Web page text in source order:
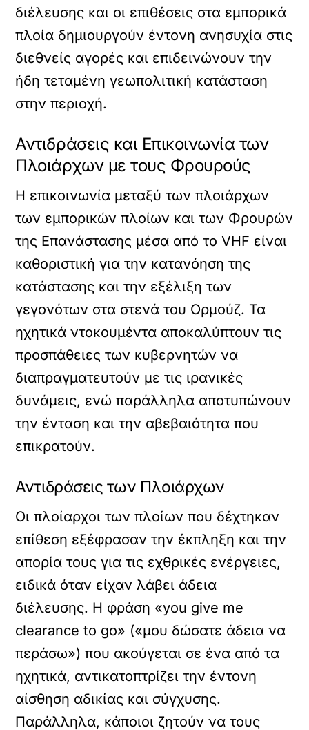
διέλευσης και οι επιθέσεις στα εμπορικά
πλοία δημιουργούν έντονη ανησυχία στις
διεθνείς αγορές και επιδεινώνουν την
ήδη τεταμένη γεωπολιτική κατάσταση
στην περιοχή.
Αντιδράσεις και Επικοινωνία των
Πλοιάρχων με τους Φρουρούς
Η επικοινωνία μεταξύ των πλοιάρχων
των εμπορικών πλοίων και των Φρουρών
της Επανάστασης μέσα από το VHF είναι
καθοριστική για την κατανόηση της
κατάστασης και την εξέλιξη των
γεγονότων στα στενά του Ορμούζ. Τα
ηχητικά ντοκουμέντα αποκαλύπτουν τις
προσπάθειες των κυβερνητών να
διαπραγματευτούν με τις ιρανικές
δυνάμεις, ενώ παράλληλα αποτυπώνουν
την ένταση και την αβεβαιότητα που
επικρατούν.
Αντιδράσεις των Πλοιάρχων
Οι πλοίαρχοι των πλοίων που δέχτηκαν
επίθεση εξέφρασαν την έκπληξη και την
απορία τους για τις εχθρικές ενέργειες,
ειδικά όταν είχαν λάβει άδεια
διέλευσης. Η φράση «you give me
clearance to go» («μου δώσατε άδεια να
περάσω») που ακούγεται σε ένα από τα
ηχητικά, αντικατοπτρίζει την έντονη
αίσθηση αδικίας και σύγχυσης.
Παράλληλα, κάποιοι ζητούν να τους